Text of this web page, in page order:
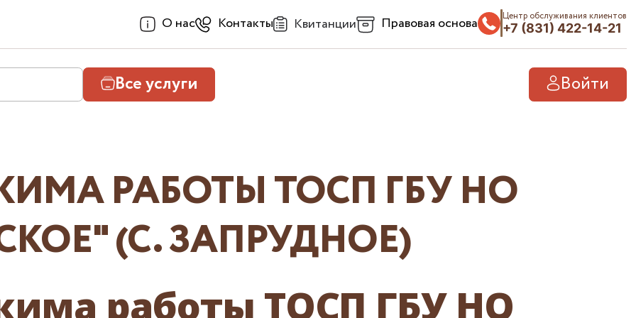
О нас Контакты Квитанции Правовая основа Центр обслуживания клиентов
+7 (831) 422-14-21
Все услуги Войти
РАБОТЫ ТОСП ГБУ НО
(С. ЗАПРУДНОЕ)
работы ТОСП ГБУ НО